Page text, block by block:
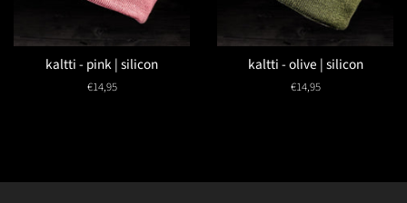
kaltti - pink | silicon
Normaler
€14,95
kaltti - olive | silicon
Normaler
€14,95